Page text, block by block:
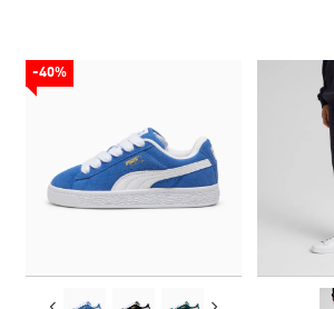
-40%